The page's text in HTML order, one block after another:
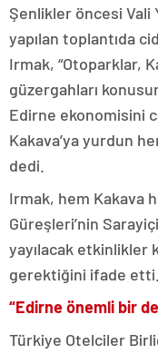
Şenlikler öncesi Vali
yapılan toplantıda
Irmak, “Otoparklar,
güzergahları
Edirne ekonomisini
Kakava’ya yurdun
dedi.
Irmak, hem Kakava
Güreşleri’nin
yayılacak etkinlikler
gerektiğini ifade etti.
“Edirne önemli bir
Türkiye Otelciler